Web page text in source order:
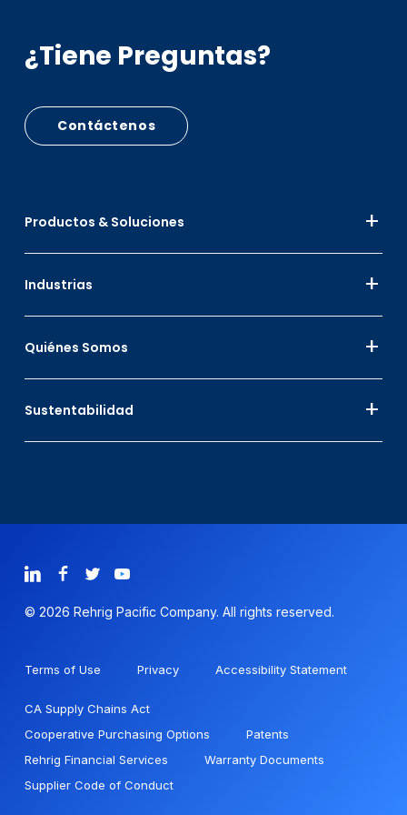
Productos & Soluciones
Industrias
Quiénes Somos
Sustentabilidad
¿Tiene Preguntas?
Contáctenos
© 2026 Rehrig Pacific Company. All rights reserved.
Terms of Use Privacy Accessibility Statement
CA Supply Chains Act
Cooperative Purchasing Options
Patents
Rehrig Financial Services
Warranty Documents
Supplier Code of Conduct